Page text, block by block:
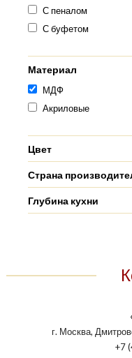
С пеналом
С буфетом
Материал
МДФ
Акриловые
Цвет
Страна
Глубина кухни
г. Москва,
+7